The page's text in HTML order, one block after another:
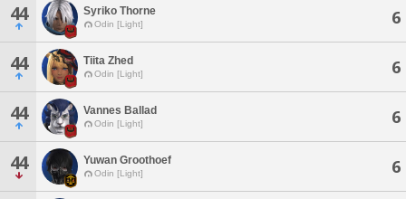
44 Syriko Thorne
Odin [Light] 6
44 Tiita Zhed
Odin [Light] 6
44 Vannes Ballad
Odin [Light] 6
44 Yuwan Groothoef
Odin [Light] 6